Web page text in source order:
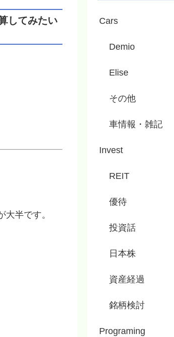
してみたい
半です。
Cars
Demio
Elise
その他
車情報・雑記
Invest
REIT
優待
投資話
日本株
資産経過
銘柄検討
Programing